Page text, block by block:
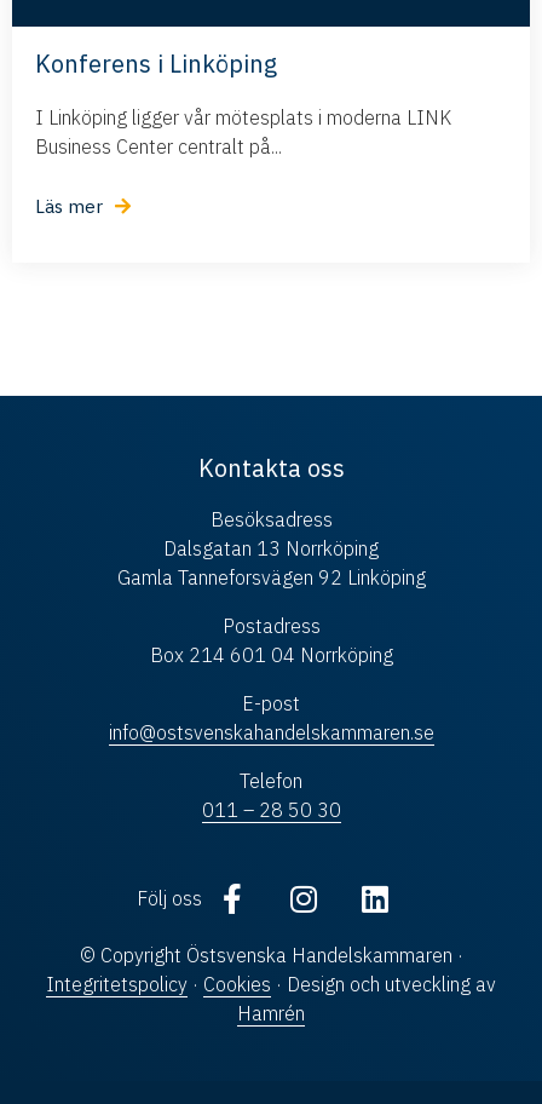
Konferens i Linköping
I Linköping ligger vår mötesplats i moderna LINK
Business Center centralt på...
Läs mer
Kontakta oss
Besöksadress
Dalsgatan 13 Norrköping
Gamla Tanneforsvägen 92 Linköping
Postadress
Box 214 601 04 Norrköping
E-post
info@ostsvenskahandelskammaren.se
Telefon
011 – 28 50 30
Följ oss
© Copyright Östsvenska Handelskammaren ·
Integritetspolicy · Cookies · Design och utveckling av
Hamrén